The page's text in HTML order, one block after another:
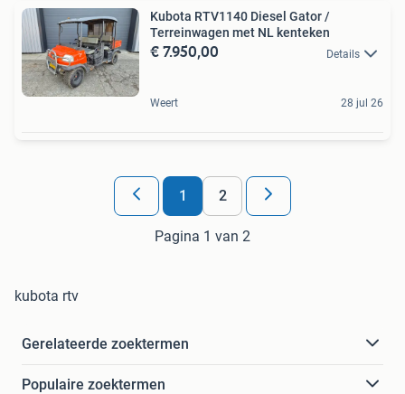
Kubota RTV1140 Diesel Gator /
Terreinwagen met NL kenteken
€ 7.950,00 Details
Weert 28 jul 26
1 2
Pagina 1 van 2
kubota rtv
Gerelateerde zoektermen
Populaire zoektermen